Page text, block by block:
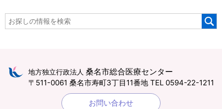
地方独立行政法人 桑名市総合医療センター
〒511-0061 桑名市寿町3丁目11番地 TEL 0594-22-1211
お問い合わせ